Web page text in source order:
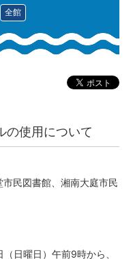
全館
の使用について
民図書館、湘南大庭市民
日曜日）午前9時から、